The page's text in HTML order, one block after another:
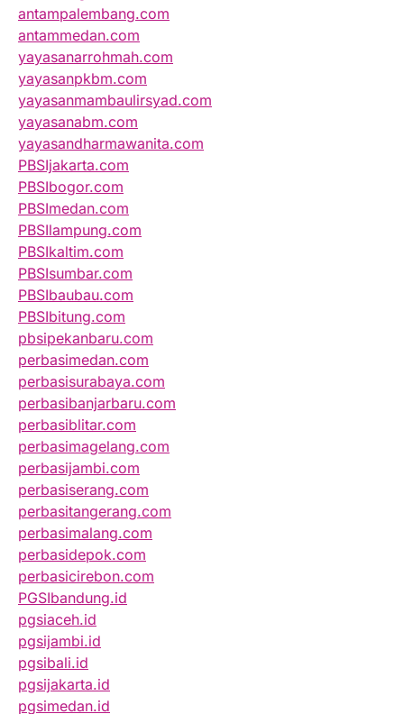
antampalembang.com
antammedan.com
yayasanarrohmah.com
yayasanpkbm.com
yayasanmambaulirsyad.com
yayasanabm.com
yayasandharmawanita.com
PBSIjakarta.com
PBSIbogor.com
PBSImedan.com
PBSIlampung.com
PBSIkaltim.com
PBSIsumbar.com
PBSIbaubau.com
PBSIbitung.com
pbsipekanbaru.com
perbasimedan.com
perbasisurabaya.com
perbasibanjarbaru.com
perbasiblitar.com
perbasimagelang.com
perbasijambi.com
perbasiserang.com
perbasitangerang.com
perbasimalang.com
perbasidepok.com
perbasicirebon.com
PGSIbandung.id
pgsiaceh.id
pgsijambi.id
pgsibali.id
pgsijakarta.id
pgsimedan.id